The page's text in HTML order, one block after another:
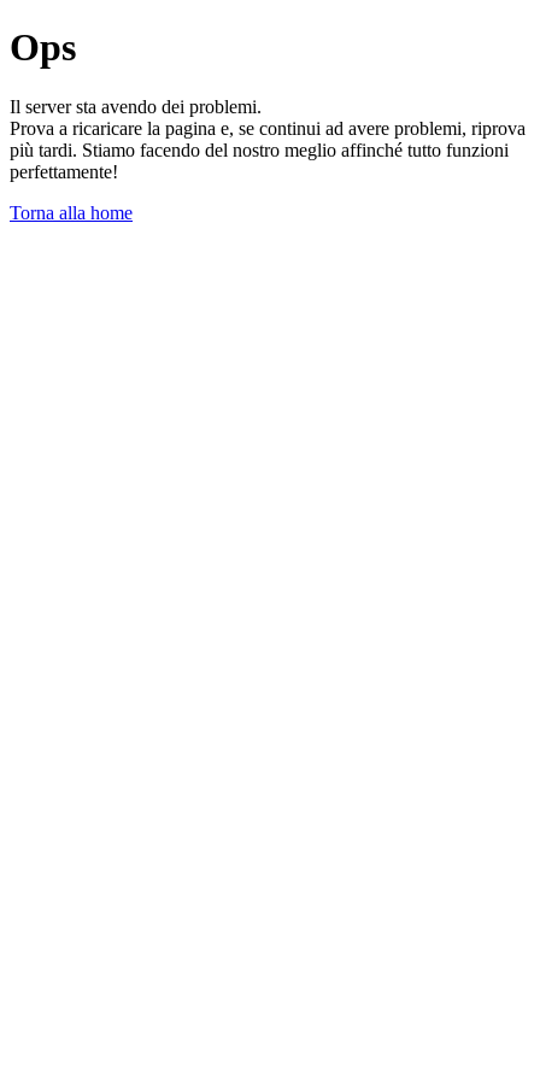
Ops
Il server sta avendo dei problemi.
Prova a ricaricare la pagina e, se continui ad avere problemi, riprova
più tardi. Stiamo facendo del nostro meglio affinché tutto funzioni
perfettamente!
Torna alla home